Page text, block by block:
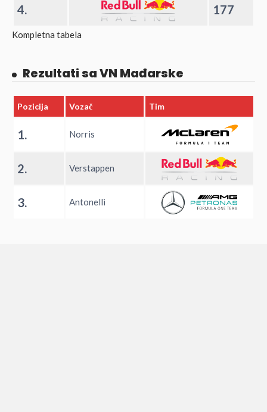
4. 177
Kompletna tabela
Rezultati sa VN Mađarske
Pozicija Vozač Tim
1. Norris
2. Verstappen
3. Antonelli